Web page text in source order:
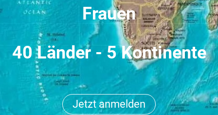
Frauen
40 Länder - 5 Kontinente
Jetzt anmelden